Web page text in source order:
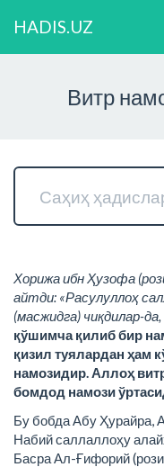
HADIS.UZ
Витр
Хорижа ибн Ҳузофа
айтди: «Расулуллоҳ
(масжидга) чиқдилар-
қўшимча қилиб бир
қизил туялардан ҳам
намозидир. Аллоҳ
бомдод намози
Бу бобда Абу Ҳурайра,
Набий саллаллоҳу
Басра Ал-Ғифорий